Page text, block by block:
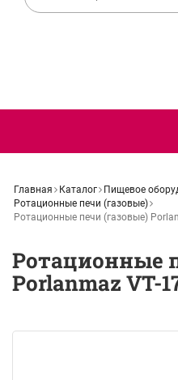
Главная Каталог Пищевое
Ротационные печи (газовые)
Ротационные печи (газовые)
Ротационные
Porlanmaz VT-